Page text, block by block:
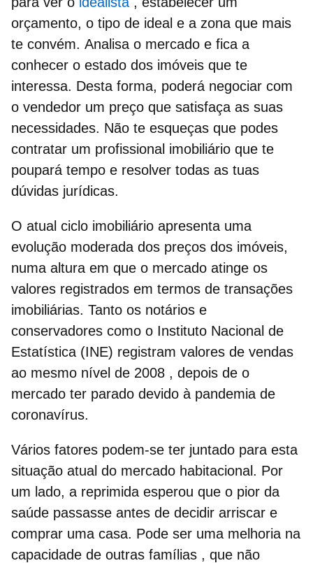
orçamento, o tipo de ideal e a zona que mais
te convém. Analisa o mercado e fica a
conhecer o estado dos imóveis que te
interessa. Desta forma, poderá negociar com
o vendedor um preço que satisfaça as suas
necessidades. Não te esqueças que podes
contratar um profissional imobiliário que te
poupará tempo e resolver todas as tuas
dúvidas jurídicas.
O atual ciclo imobiliário apresenta uma
evolução moderada dos preços dos imóveis,
numa altura em que o mercado atinge os
valores registrados em termos de transações
imobiliárias. Tanto os notários e
conservadores como o Instituto Nacional de
Estatística (INE) registram valores de vendas
ao mesmo nível de 2008 , depois de o
mercado ter parado devido à pandemia de
coronavírus.
Vários fatores podem-se ter juntado para esta
situação atual do mercado habitacional. Por
um lado, a reprimida esperou que o pior da
saúde passasse antes de decidir arriscar e
comprar uma casa. Pode ser uma melhoria na
capacidade de outras famílias , que não